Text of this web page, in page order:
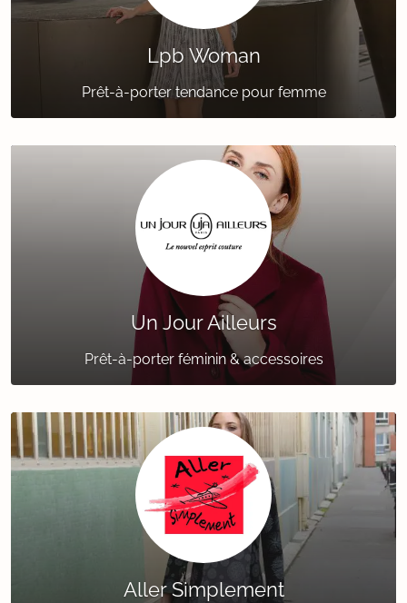
Lpb Woman
Prêt-à-porter tendance pour femme
Un Jour Ailleurs
Prêt-à-porter féminin & accessoires
Aller Simplement